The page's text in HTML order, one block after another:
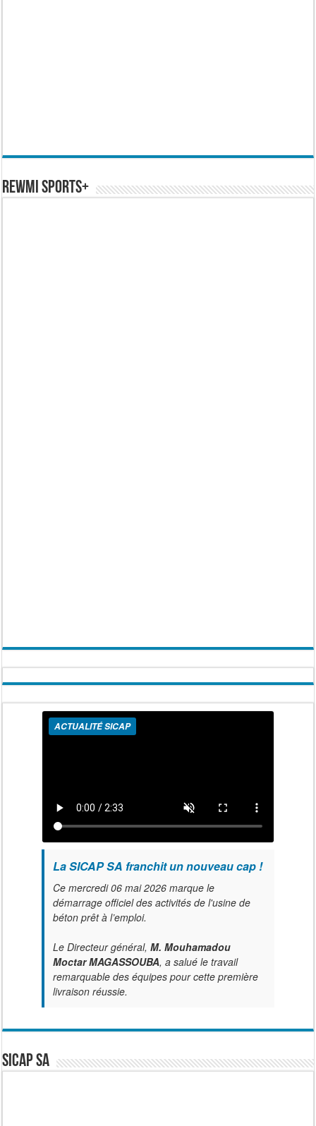
REWMI SPORTS+
ACTUALITÉ SICAP
La SICAP SA franchit un nouveau cap !
Ce mercredi 06 mai 2026 marque le
démarrage officiel des activités de l'usine de
béton prêt à l’emploi.
Le Directeur général, M. Mouhamadou
Moctar MAGASSOUBA, a salué le travail
remarquable des équipes pour cette première
livraison réussie.
SICAP SA